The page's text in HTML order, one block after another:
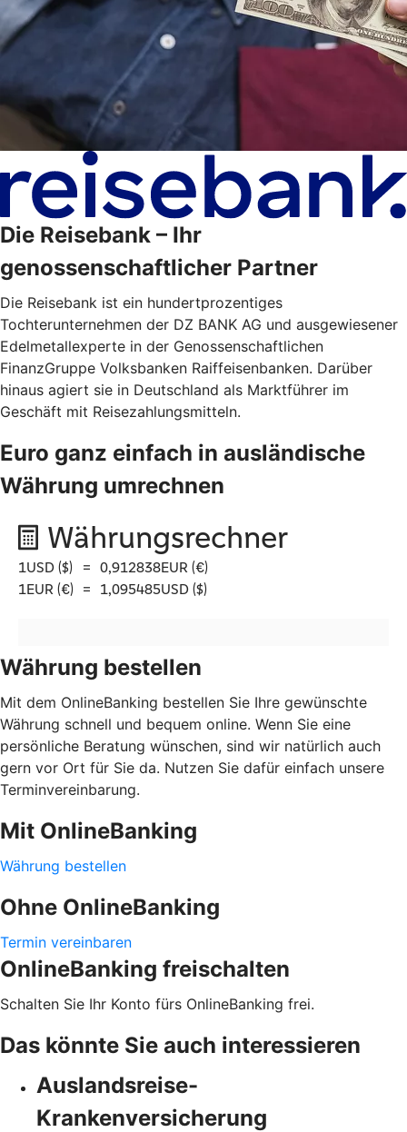
Die Reisebank – Ihr
genossenschaftlicher Partner
Die Reisebank ist ein hundertprozentiges
Tochterunternehmen der DZ BANK AG und ausgewiesener
Edelmetallexperte in der Genossenschaftlichen
FinanzGruppe Volksbanken Raiffeisenbanken. Darüber
hinaus agiert sie in Deutschland als Marktführer im
Geschäft mit Reisezahlungsmitteln.
Euro ganz einfach in ausländische
Währung umrechnen
Währung bestellen
Mit dem OnlineBanking bestellen Sie Ihre gewünschte
Währung schnell und bequem online. Wenn Sie eine
persönliche Beratung wünschen, sind wir natürlich auch
gern vor Ort für Sie da. Nutzen Sie dafür einfach unsere
Terminvereinbarung.
Mit OnlineBanking
Währung bestellen
Ohne OnlineBanking
Termin vereinbaren
OnlineBanking freischalten
Schalten Sie Ihr Konto fürs OnlineBanking frei.
Das könnte Sie auch interessieren
Auslandsreise-
Krankenversicherung